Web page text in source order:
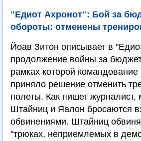
"Едиот Ахронот": Бой за
обороты: отменены
Йоав Зитон описывает в
продолжение войны за
рамках которой
приняло решение отменить
полеты. Как пишет журналист,
Штайниц и Яалон бросаются
обвинениями. Штайниц
"трюках, неприемлемых в